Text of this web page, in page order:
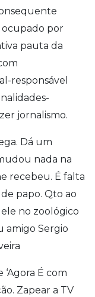
ocupado por
pauta da
responsável
jornalismo.
Dá um
nada na
recebeu. É falta
papo. Qto ao
no zoológico
amigo Sergio
‘Agora É com
Zapear a TV